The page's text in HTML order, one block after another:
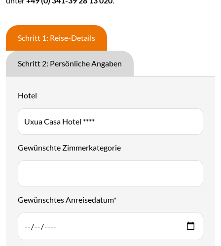
Schritt 1: Reise-Details
Schritt 2: Persönliche Angaben
Hotel
Gewünschte Zimmerkategorie
Gewünschtes Anreisedatum*